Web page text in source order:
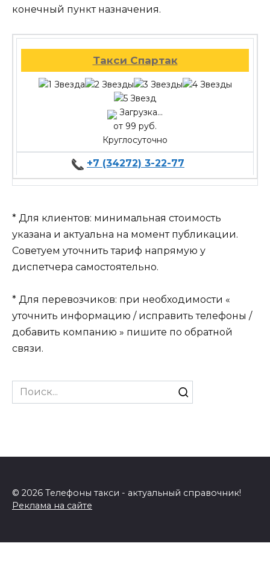
конечный пункт назначения.
Такси Спартак
Загрузка...
от 99 руб.
Круглосуточно
+7 (34272) 3-22-77
* Для клиентов: минимальная стоимость
указана и актуальна на момент публикации.
Советуем уточнить тариф напрямую у
диспетчера самостоятельно.
* Для перевозчиков: при необходимости «
уточнить информацию / исправить телефоны /
добавить компанию » пишите по обратной
связи.
Search
for:
© 2026 Телефоны такси - актуальный справочник!
Реклама на сайте